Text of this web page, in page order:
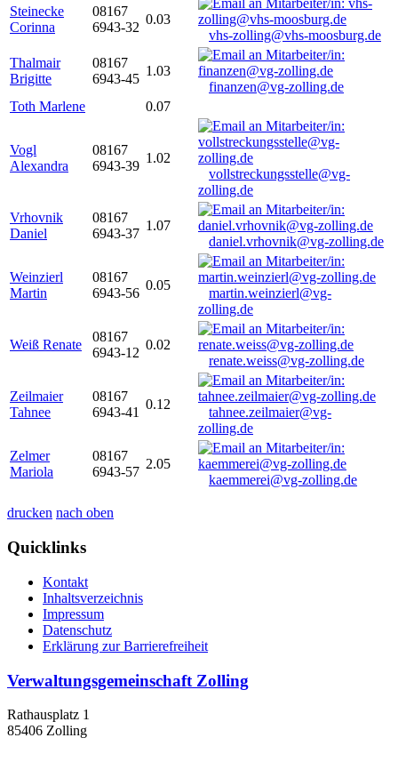
Steinecke
Corinna
08167
6943-32
0.03
vhs-zolling@vhs-moosburg.de
Thalmair
Brigitte
08167
6943-45
1.03
finanzen@vg-zolling.de
Toth Marlene
0.07
Vogl
Alexandra
08167
6943-39
1.02
vollstreckungsstelle@vg-
zolling.de
Vrhovnik
Daniel
08167
6943-37
1.07
daniel.vrhovnik@vg-zolling.de
Weinzierl
Martin
08167
6943-56
0.05
martin.weinzierl@vg-
zolling.de
Weiß Renate
08167
6943-12
0.02
renate.weiss@vg-zolling.de
Zeilmaier
Tahnee
08167
6943-41
0.12
tahnee.zeilmaier@vg-
zolling.de
Zelmer
Mariola
08167
6943-57
2.05
kaemmerei@vg-zolling.de
drucken nach oben
Quicklinks
Kontakt
Inhaltsverzeichnis
Impressum
Datenschutz
Erklärung zur Barrierefreiheit
Verwaltungsgemeinschaft Zolling
Rathausplatz 1
85406 Zolling